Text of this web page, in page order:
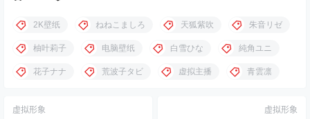
2K壁纸 ねねこましろ 天狐紫吹 朱音リゼ
柚叶莉子 电脑壁纸 白雪ひな 純角ユニ
花子ナナ 荒波子タビ 虚拟主播 青雲凛
虚拟形象 虚拟形象